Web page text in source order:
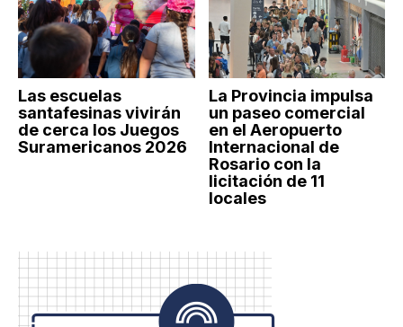
Las escuelas
santafesinas vivirán
de cerca los Juegos
Suramericanos 2026
La Provincia impulsa
un paseo comercial
en el Aeropuerto
Internacional de
Rosario con la
licitación de 11
locales